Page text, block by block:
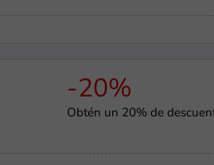
-20%
Obtén un 20% de